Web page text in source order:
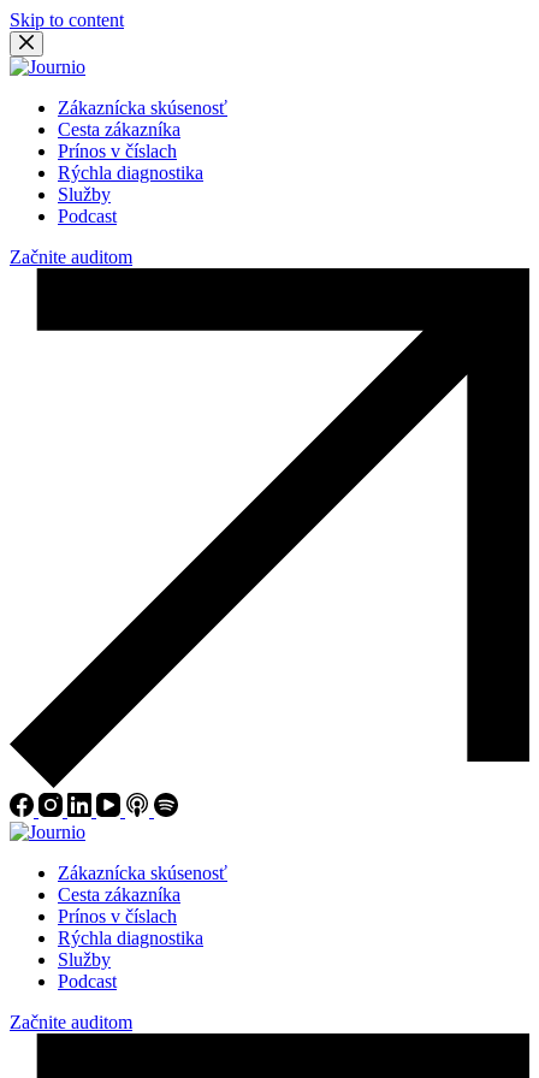
Skip to content
Zákaznícka skúsenosť
Cesta zákazníka
Prínos v číslach
Rýchla diagnostika
Služby
Podcast
Začnite auditom
Zákaznícka skúsenosť
Cesta zákazníka
Prínos v číslach
Rýchla diagnostika
Služby
Podcast
Začnite auditom